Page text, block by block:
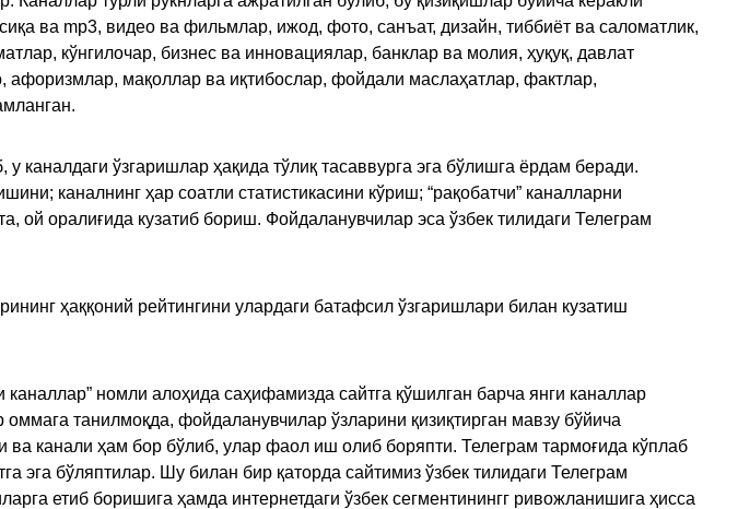
ва mp3, видео ва фильмлар, ижод, фото, санъат, дизайн, тиббиёт ва саломатлик,
кўнгилочар, бизнес ва инновациялар, банклар ва молия, ҳуқуқ, давлат
мақоллар ва иқтибослар, фойдали маслаҳатлар, фактлар,
каналдаги ўзгаришлар ҳақида тўлиқ тасаввурга эга бўлишга ёрдам беради.
каналнинг ҳар соатли статистикасини кўриш; “рақобатчи” каналларни
ой оралиғида кузатиб бориш. Фойдаланувчилар эса ўзбек тилидаги Телеграм
ҳаққоний рейтингини улардаги батафсил ўзгаришлари билан кузатиш
номли алоҳида саҳифамизда сайтга қўшилган барча янги каналлар
танилмоқда, фойдаланувчилар ўзларини қизиқтирган мавзу бўйича
канали ҳам бор бўлиб, улар фаол иш олиб боряпти. Телеграм тармоғида кўплаб
эга бўляптилар. Шу билан бир қаторда сайтимиз ўзбек тилидаги Телеграм
етиб боришига ҳамда интернетдаги ўзбек сегментинингг ривожланишига ҳисса